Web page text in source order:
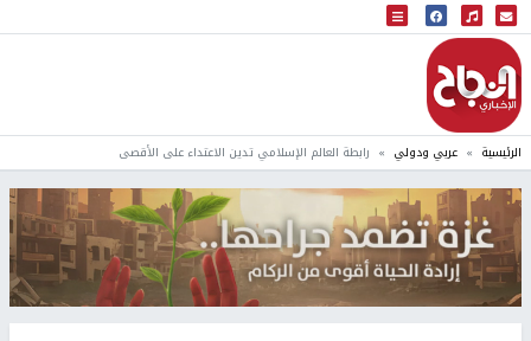
البث المباشر
إذاعة النجاح
الرئيسية عربي ودولي رابطة العالم الإسلامي تدين الاعتداء على الأقصى